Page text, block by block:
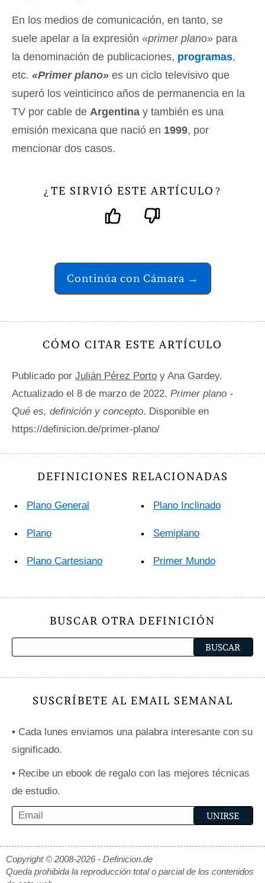
En los medios de comunicación, en tanto, se
suele apelar a la expresión «primer plano» para
la denominación de publicaciones, programas,
etc. «Primer plano» es un ciclo televisivo que
superó los veinticinco años de permanencia en la
TV por cable de Argentina y también es una
emisión mexicana que nació en 1999, por
mencionar dos casos.
¿ TE SIRVIÓ ESTE ARTÍCULO ?
Continúa con Cámara →
CÓMO CITAR ESTE ARTÍCULO
Publicado por Julián Pérez Porto y Ana Gardey.
Actualizado el 8 de marzo de 2022. Primer plano -
Qué es, definición y concepto. Disponible en
https://definicion.de/primer-plano/
DEFINICIONES RELACIONADAS
Plano General
Plano
Plano Cartesiano
Plano Inclinado
Semiplano
Primer Mundo
BUSCAR OTRA DEFINICIÓN
SUSCRÍBETE AL EMAIL SEMANAL
• Cada lunes enviamos una palabra interesante con su
significado.
• Recibe un ebook de regalo con las mejores técnicas
de estudio.
Copyright © 2008-2026 - Definicion.de
Queda prohibida la reproducción total o parcial de los contenidos